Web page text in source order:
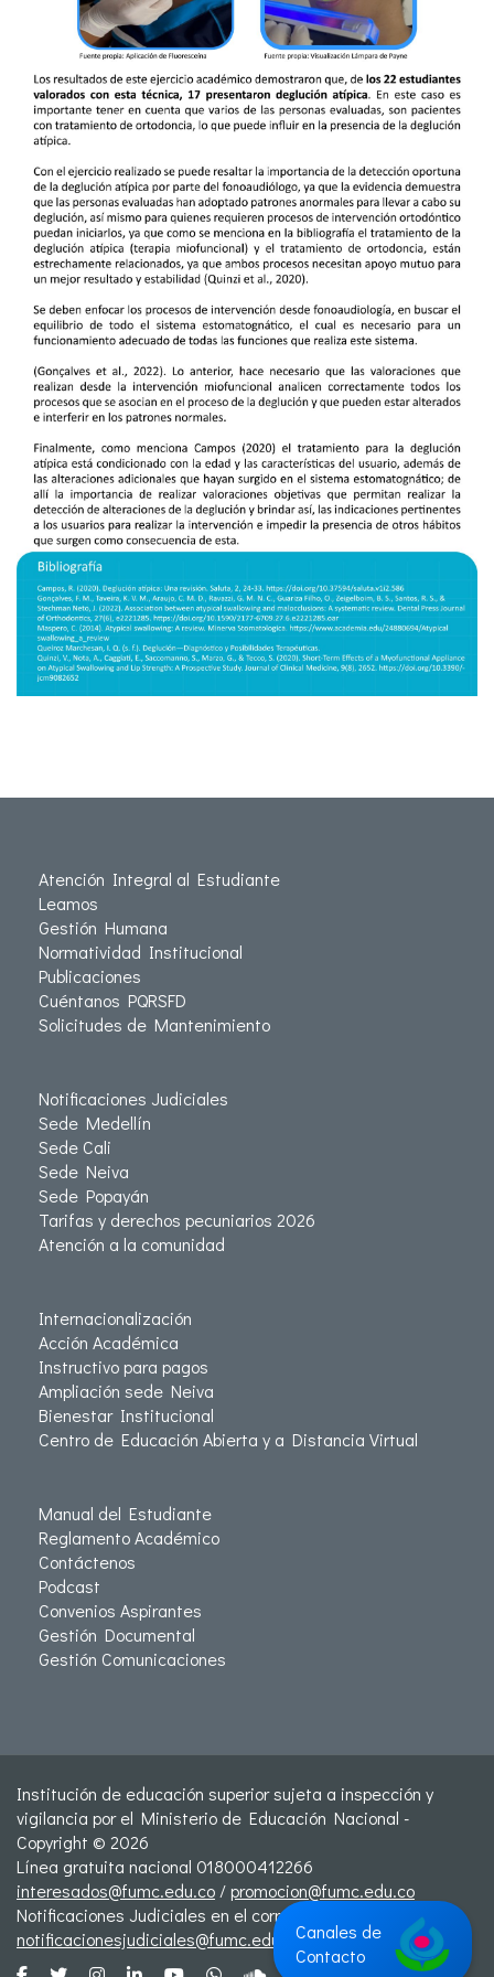
Atención Integral al Estudiante
Leamos
Gestión Humana
Normatividad Institucional
Publicaciones
Cuéntanos PQRSFD
Solicitudes de Mantenimiento
Notificaciones Judiciales
Sede Medellín
Sede Cali
Sede Neiva
Sede Popayán
Tarifas y derechos pecuniarios 2026
Atención a la comunidad
Internacionalización
Acción Académica
Instructivo para pagos
Ampliación sede Neiva
Bienestar Institucional
Centro de Educación Abierta y a Distancia Virtual
Manual del Estudiante
Reglamento Académico
Contáctenos
Podcast
Convenios Aspirantes
Gestión Documental
Gestión Comunicaciones
Institución de educación superior sujeta a inspección y
vigilancia por el Ministerio de Educación Nacional -
Copyright © 2026
Línea gratuita nacional 018000412266
interesados@fumc.edu.co /promocion@fumc.edu.co
Notificaciones Judiciales en el correo:
notificacionesjudiciales@fumc.edu.coCanales de
Contacto